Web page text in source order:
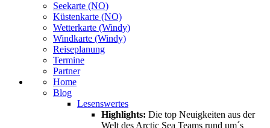
Seekarte (NO)
Küstenkarte (NO)
Wetterkarte (Windy)
Windkarte (Windy)
Reiseplanung
Termine
Partner
Home
Blog
Lesenswertes
Highlights: Die top Neuigkeiten aus der
Welt des Arctic Sea Teams rund um´s